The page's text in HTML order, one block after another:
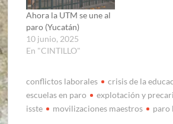
Ahora la UTM se une al
paro (Yucatán)
10 junio, 2025
En "CINTILLO"
conflictos laborales
crisis de la
escuelas en paro
explotación y
isste
movilizaciones maestros paro